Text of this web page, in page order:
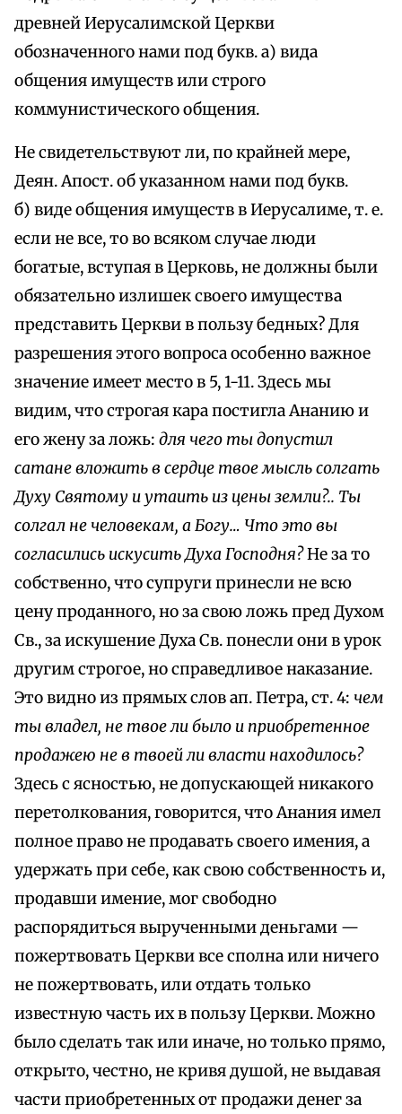
древней Иерусалимской Церкви
обозначенного нами под букв. а) вида
общения имуществ или строго
коммунистического общения.
Не свидетельствуют ли, по крайней мере,
Деян. Апост. об указанном нами под букв.
б) виде общения имуществ в Иерусалиме, т. е.
если не все, то во всяком случае люди
богатые, вступая в Церковь, не должны были
обязательно излишек своего имущества
представить Церкви в пользу бедных? Для
разрешения этого вопроса особенно важное
значение имеет место в 5, 1-11. Здесь мы
видим, что строгая кара постигла Ананию и
его жену за ложь: для чего ты допустил
сатане вложить в сердце твое мысль солгать
Духу Святому и утаить из цены земли?.. Ты
солгал не человекам, а Богу… Что это вы
согласились искусить Духа Господня?Не за то
собственно, что супруги принесли не всю
цену проданного, но за свою ложь пред Духом
Св., за искушение Духа Св. понесли они в урок
другим строгое, но справедливое наказание.
Это видно из прямых слов ап. Петра, ст. 4: чем
ты владел, не твое ли было и приобретенное
продажею не в твоей ли власти находилось?
Здесь с ясностью, не допускающей никакого
перетолкования, говорится, что Анания имел
полное право не продавать своего имения, а
удержать при себе, как свою собственность и,
продавши имение, мог свободно
распорядиться вырученными деньгами —
пожертвовать Церкви все сполна или ничего
не пожертвовать, или отдать только
известную часть их в пользу Церкви. Можно
было сделать так или иначе, но только прямо,
открыто, честно, не кривя душой, не выдавая
части приобретенных от продажи денег за